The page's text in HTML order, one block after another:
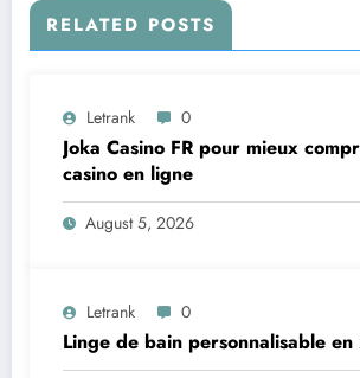
RELATED POSTS
Letrank 0
Joka Casino FR pour mieux
casino en ligne
August 5, 2026
Letrank 0
Linge de bain personnalisable